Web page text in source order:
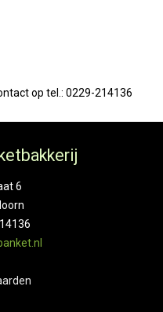
op tel.: 0229-214136
6